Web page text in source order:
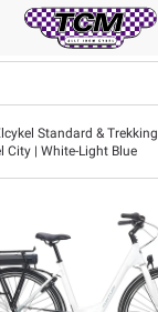
Standard & Trekking
City | White-Light Blue